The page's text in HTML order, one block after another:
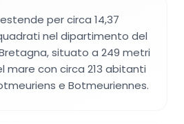
per circa 14,37
nel dipartimento del
situato a 249 metri
mare con circa 213 abitanti
e Botmeuriennes.